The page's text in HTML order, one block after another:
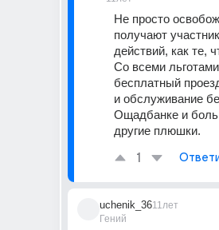
Не просто
получают
действий, как те,
Со всеми
бесплатный
и обслуживание
Ощадбанке и
другие плюшки.
1
uchenik_36
Гений
11лет